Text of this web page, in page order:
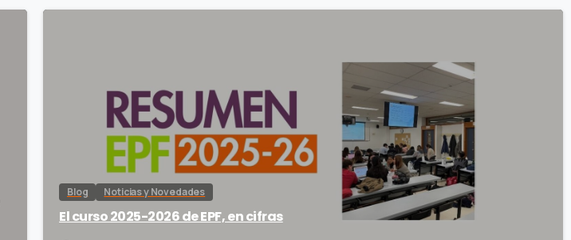
Blog Noticias y Novedades
El curso 2025-2026 de EPF, en cifras